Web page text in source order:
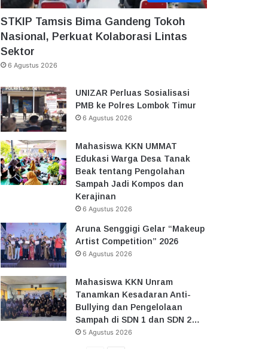
STKIP Tamsis Bima Gandeng Tokoh
Nasional, Perkuat Kolaborasi Lintas
Sektor
6 Agustus 2026
UNIZAR Perluas Sosialisasi
PMB ke Polres Lombok Timur
6 Agustus 2026
Mahasiswa KKN UMMAT
Edukasi Warga Desa Tanak
Beak tentang Pengolahan
Sampah Jadi Kompos dan
Kerajinan
6 Agustus 2026
Aruna Senggigi Gelar “Makeup
Artist Competition” 2026
6 Agustus 2026
Mahasiswa KKN Unram
Tanamkan Kesadaran Anti-
Bullying dan Pengelolaan
Sampah di SDN 1 dan SDN 2…
5 Agustus 2026